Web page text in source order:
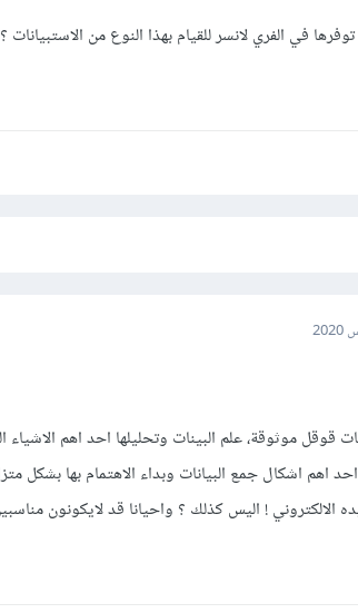
في الفري لانسر للقيام بهذا النوع من الاستبيانات ؟
قوقل موثوقة، علم البينات وتحليلها احد اهم
احد اهم اشكال جمع البيانات وبداء الاهتمام بها بشكل
الالكتروني ! اليس كذلك ؟ واحيانا قد لايكونون